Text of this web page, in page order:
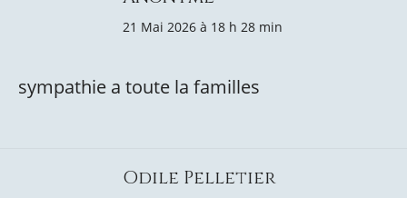
21 Mai 2026 à 18 h 28 min
sympathie a toute la familles
Odile Pelletier